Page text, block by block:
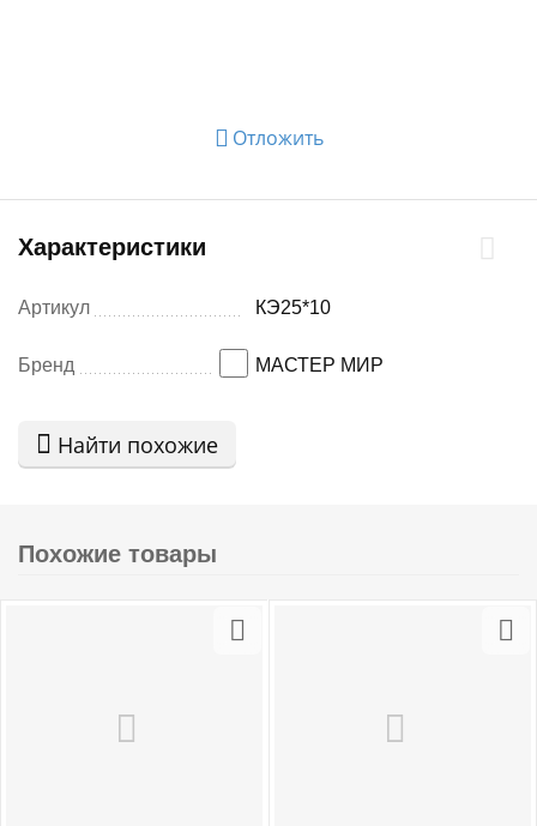
Отложить
Характеристики
Артикул КЭ25*10
Бренд МАСТЕР МИР
Найти похожие
Похожие товары